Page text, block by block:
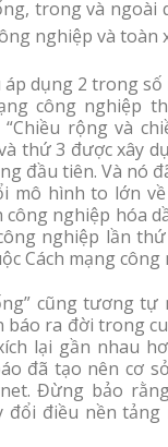
trong và ngoài
nghiệp và toàn
áp dụng 2 trong
công nghiệp
rộng và
thứ 3 được xây
đầu tiên. Và nó
mô hình to lớn
công nghiệp hóa
nghiệp lần
Cách mạng
cũng tương tự
báo ra đời trong
lại gần nhau
đã tạo nên cơ
Đừng bảo
điều nền tảng